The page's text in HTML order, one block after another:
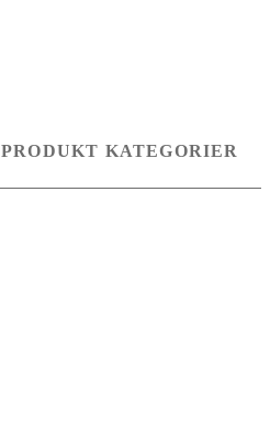
PRODUKT KATEGORIER